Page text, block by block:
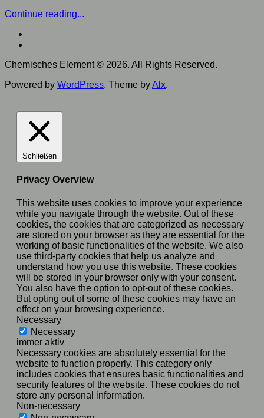
Continue reading...
Chemisches Element © 2026. All Rights Reserved.
Powered by WordPress. Theme byAlx.
Schließen
Privacy Overview
This website uses cookies to improve your experience
while you navigate through the website. Out of these
cookies, the cookies that are categorized as necessary
are stored on your browser as they are essential for the
working of basic functionalities of the website. We also
use third-party cookies that help us analyze and
understand how you use this website. These cookies
will be stored in your browser only with your consent.
You also have the option to opt-out of these cookies.
But opting out of some of these cookies may have an
effect on your browsing experience.
Necessary
Necessary
immer aktiv
Necessary cookies are absolutely essential for the
website to function properly. This category only
includes cookies that ensures basic functionalities and
security features of the website. These cookies do not
store any personal information.
Non-necessary